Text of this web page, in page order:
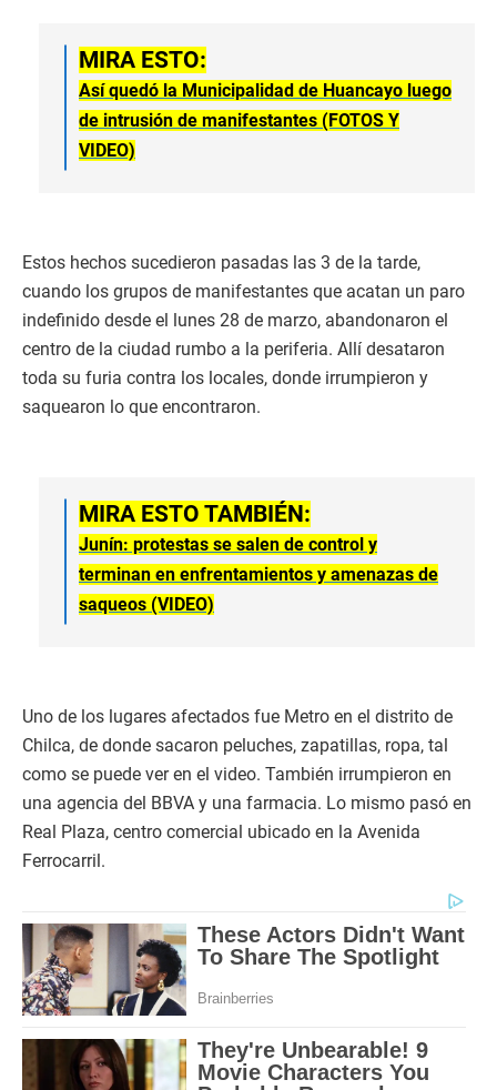
MIRA ESTO:
Así quedó la Municipalidad de Huancayo luego
de intrusión de manifestantes (FOTOS Y
VIDEO)
Estos hechos sucedieron pasadas las 3 de la tarde,
cuando los grupos de manifestantes que acatan un paro
indefinido desde el lunes 28 de marzo, abandonaron el
centro de la ciudad rumbo a la periferia. Allí desataron
toda su furia contra los locales, donde irrumpieron y
saquearon lo que encontraron.
MIRA ESTO TAMBIÉN:
Junín: protestas se salen de control y
terminan en enfrentamientos y amenazas de
saqueos (VIDEO)
Uno de los lugares afectados fue Metro en el distrito de
Chilca, de donde sacaron peluches, zapatillas, ropa, tal
como se puede ver en el video. También irrumpieron en
una agencia del BBVA y una farmacia. Lo mismo pasó en
Real Plaza, centro comercial ubicado en la Avenida
Ferrocarril.